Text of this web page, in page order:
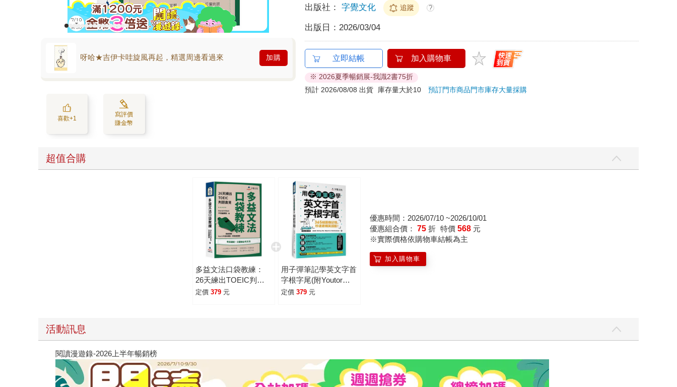
呀哈★吉伊卡哇旋風再起，精選周邊看過來 加購
喜歡+1
寫評價
賺金幣
出版社： 字覺文化 追蹤 ?
出版日： 2026/03/04
立即結帳 加入購物車
※ 2026夏季暢銷展-我識2書75折
預計 2026/08/08 出貨
庫存量大於10預訂門市商品門市庫存大量採購
超值合購
多益文法口袋教練：
26天練出TOEIC判題
直覺
定價 379 元
用子彈筆記學英文字首
字根字尾(附Youtor
App)
定價 379 元
優惠時間：2026/07/10 ~2026/10/01
優惠組合價： 75 折 特價 568 元
※實際價格依購物車結帳為主
加入購物車
活動訊息
閱讀漫遊錄-2026上半年暢銷榜